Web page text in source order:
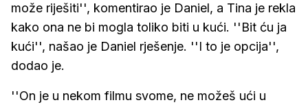
može riješiti'', komentirao je Daniel, a Tina je rekla
kako ona ne bi mogla toliko biti u kući. ''Bit ću ja
kući'', našao je Daniel rješenje. ''I to je opcija'',
dodao je.
''On je u nekom filmu svome, ne možeš ući u